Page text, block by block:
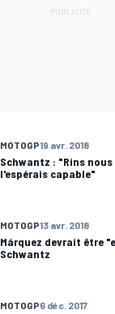
MOTOGP19 avr. 2018
Schwantz : "Rins
l'espérais capable"
MOTOGP13 avr. 2018
Márquez devrait être
Schwantz
MOTOGP6 déc. 2017